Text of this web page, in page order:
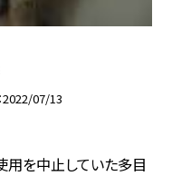
2022/07/13
用を中止していた多目